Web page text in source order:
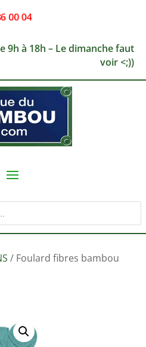
00 04
9h à 18h – Le dimanche faut
voir <;))
/ Foulard fibres bambou